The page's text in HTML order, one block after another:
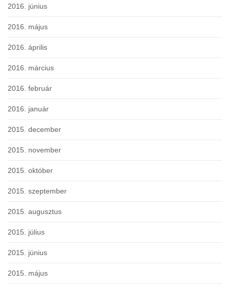
2016. június
2016. május
2016. április
2016. március
2016. február
2016. január
2015. december
2015. november
2015. október
2015. szeptember
2015. augusztus
2015. július
2015. június
2015. május